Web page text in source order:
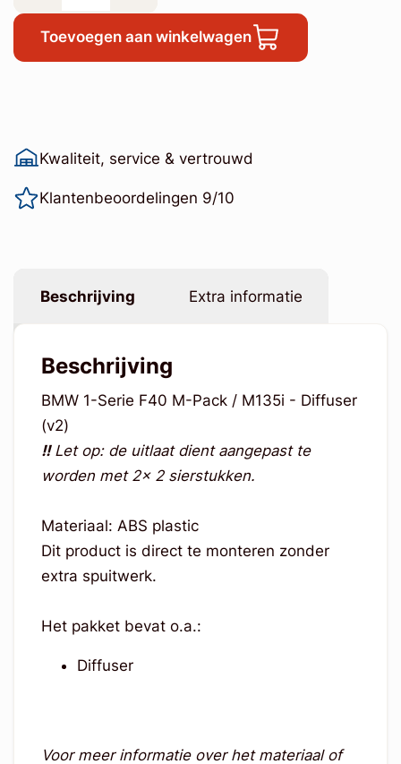
Toevoegen aan winkelwagen
Kwaliteit, service & vertrouwd
Klantenbeoordelingen 9/10
Beschrijving Extra informatie
Beschrijving
BMW 1-Serie F40 M-Pack / M135i - Diffuser
(v2)
!!Let op: de uitlaat dient aangepast te
worden met 2x 2 sierstukken.
Materiaal: ABS plastic
Dit product is direct te monteren zonder
extra spuitwerk.
Het pakket bevat o.a.:
Diffuser
Voor meer informatie over het materiaal of